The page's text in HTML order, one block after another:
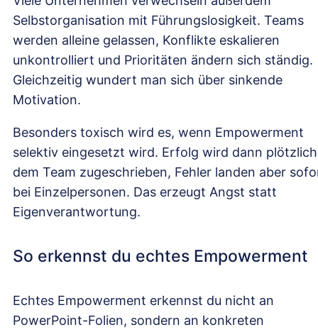
Selbstorganisation mit Führungslosigkeit. Teams
werden alleine gelassen, Konflikte eskalieren
unkontrolliert und Prioritäten ändern sich ständig.
Gleichzeitig wundert man sich über sinkende
Motivation.
Besonders toxisch wird es, wenn Empowerment
selektiv eingesetzt wird. Erfolg wird dann plötzlich
dem Team zugeschrieben, Fehler landen aber
bei Einzelpersonen. Das erzeugt Angst statt
Eigenverantwortung.
So erkennst du echtes Empowerment
Echtes Empowerment erkennst du nicht an
PowerPoint-Folien, sondern an konkreten